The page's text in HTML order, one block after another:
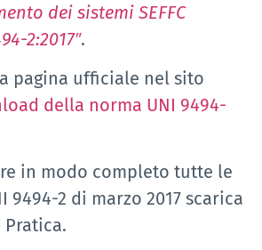
dei sistemi SEFFC
2:2017″.
pagina ufficiale nel sito
della norma UNI 9494-
in modo completo tutte le
9494-2 di marzo 2017 scarica
Pratica.